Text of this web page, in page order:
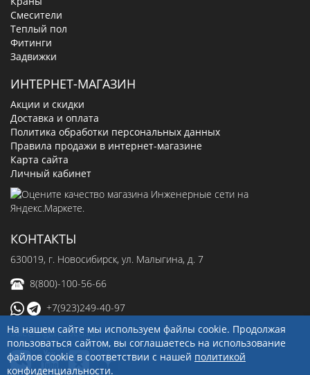
Смесители
Теплый пол
Фитинги
Задвижки
ИНТЕРНЕТ-МАГАЗИН
Акции и скидки
Доставка и оплата
Политика обработки персональных данных
Правила продажи в интернет-магазине
Карта сайта
Личный кабинет
КОНТАКТЫ
630019, г. Новосибирск, ул. Малыгина, д. 7
8(800)-100-56-66
+7(923)249-40-97
sale@ingenerseti.ru
На нашем сайте мы используем файлы cookie. Продолжая
пользоваться сайтом, вы соглашаетесь на использование
файлов cookie в соответствии с нашей политикой
конфиденциальности.